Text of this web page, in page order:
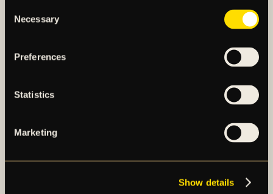
Selection
Necessary
Preferences
Statistics
Marketing
Show details
AIK – SEDAN 1891
AIK Fotboll AB bedriver AIK Fotbollsförenings